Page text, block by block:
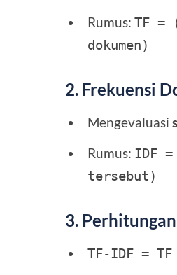
Rumus:TF =
dokumen)
2. Frekuensi
Mengevaluasi
Rumus: IDF
tersebut)
3.
TF-IDF =